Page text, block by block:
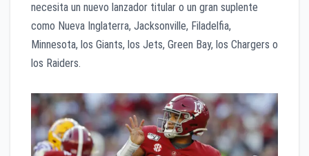
necesita un nuevo lanzador titular o un gran suplente
como Nueva Inglaterra, Jacksonville, Filadelfia,
Minnesota, los Giants, los Jets, Green Bay, los Chargers o
los Raiders.